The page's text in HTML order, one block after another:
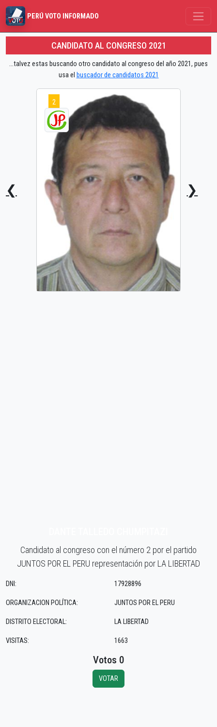
PERÚ VOTO INFORMADO
CANDIDATO AL CONGRESO 2021
...talvez estas buscando otro candidato al congreso del año 2021, pues
usa el buscador de candidatos 2021
❮
2
❯
Candidato al congreso con el número 2 por el partido
JUNTOS POR EL PERU representación por LA LIBERTAD
DNI:
ORGANIZACION POLÍTICA:
DISTRITO ELECTORAL:
VISITAS:
17928896
JUNTOS POR EL PERU
LA LIBERTAD
1663
Votos 0
VOTAR